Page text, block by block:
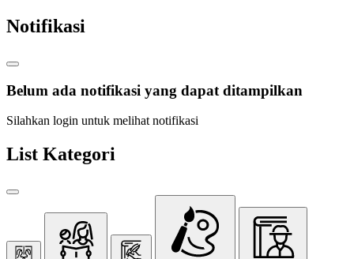
Notifikasi
Belum ada notifikasi yang dapat ditampilkan
Silahkan login untuk melihat notifikasi
List Kategori